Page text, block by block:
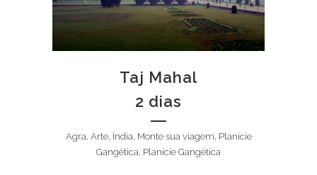
Taj Mahal
2 dias
Agra, Arte, Índia, Monte sua viagem, Planície
Gangética, Planície Gangética